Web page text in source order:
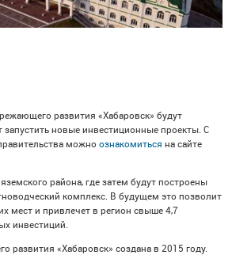
развития «Хабаровск» будут
новые инвестиционные проекты. С
можно ознакомиться на сайте
района, где затем будут построены
комплекс. В будущем это позволит
мест и привлечет в регион свыше 4,7
инвестиций.
развития «Хабаровск» создана в 2015 году.